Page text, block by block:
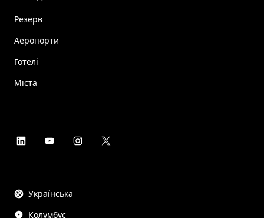
Резерв
Аеропорти
Готелі
Міста
Українська
Колумбус